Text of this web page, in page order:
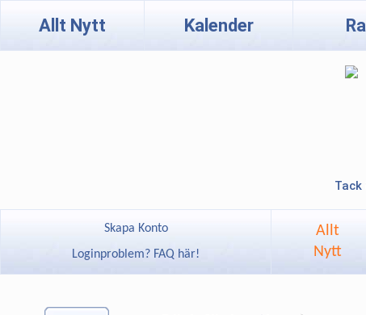
Allt Nytt Kalender
Skapa Konto
Loginproblem? FAQ här!
Allt
Nytt